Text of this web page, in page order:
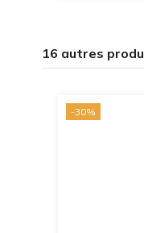
16 autres
-30%